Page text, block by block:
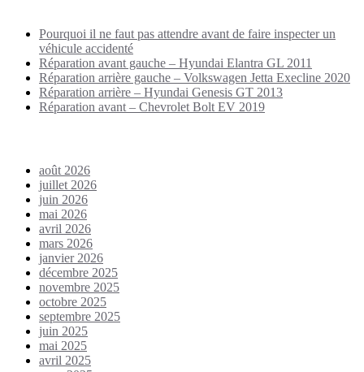
Pourquoi il ne faut pas attendre avant de faire inspecter un
véhicule accidenté
Réparation avant gauche – Hyundai Elantra GL 2011
Réparation arrière gauche – Volkswagen Jetta Execline 2020
Réparation arrière – Hyundai Genesis GT 2013
Réparation avant – Chevrolet Bolt EV 2019
août 2026
juillet 2026
juin 2026
mai 2026
avril 2026
mars 2026
janvier 2026
décembre 2025
novembre 2025
octobre 2025
septembre 2025
juin 2025
mai 2025
avril 2025